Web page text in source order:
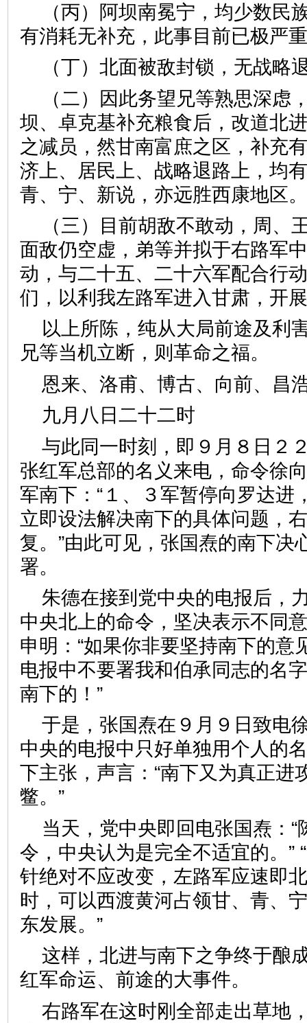
（丙）阿坝南冕宁，均少数民
有消耗无补充，此事目前已极严
（丁）北面被敌封锁，无战略
（二）因此务望兄等熟思深虑
坝、卓克基补充粮食后，改道北
之减员，然甘南富庶之区，补充
济上、居民上、战略退路上，均
青、宁、新说，亦远胜西康地区。
（三）目前胡敌不敢动，周、
面敌仍空虚，弟等并拟于右路军
动，与二十五、二十六军配合行
们，以利我左路军进入甘肃，开
以上所陈，纯从大局前途及利
兄等当机立断，则革命之福。
恩来、洛甫、博古、向前、昌
九月八日二十二时
与此同一时刻，即９月８日２
张红军总部的名义来电，命令徐
军南下：“１、３军暂停向罗达进
立即设法解决南下的具体问题，
复。”由此可见，张国焘的南下决
署。
朱德在接到党中央的电报后，
中央北上的命令，坚决表示不同
申明：“如果你非要坚持南下的意
电报中不要署我和伯承同志的名
南下的！”
于是，张国焘在９月９日致电
中央的电报中只好单独用个人的
下主张，声言：“南下又为真正进
鳖。”
当天，党中央即回电张国焘：
令，中央认为是完全不适宜的。”
针绝对不应改变，左路军应速即
时，可以西渡黄河占领甘、青、
东发展。”
这样，北进与南下之争终于酿
红军命运、前途的大事件。
右路军在这时刚全部走出草地